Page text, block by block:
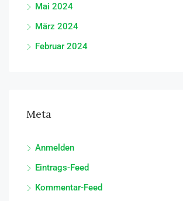
Mai 2024
März 2024
Februar 2024
Meta
Anmelden
Eintrags-Feed
Kommentar-Feed